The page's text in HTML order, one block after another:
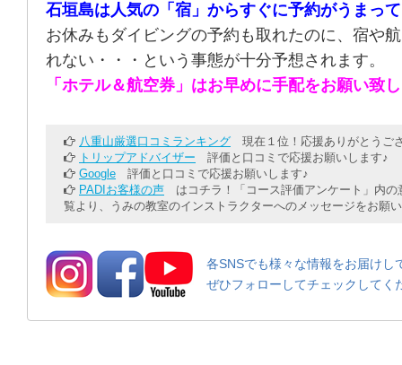
石垣島は人気の「宿」からすぐに予約がうまっ
お休みもダイビングの予約も取れたのに、宿や
れない・・・という事態が十分予想されます。
「ホテル＆航空券」はお早めに手配をお願い致
八重山厳選口コミランキング 現在１位！応援ありがとうご
トリップアドバイザー 評価と口コミで応援お願いします♪
Google 評価と口コミで応援お願いします♪
PADIお客様の声 はコチラ！「コース評価アンケート」内の
覧より、うみの教室のインストラクターへのメッセージをお願
各SNSでも様々な情報をお届けし
ぜひフォローしてチェックしてく